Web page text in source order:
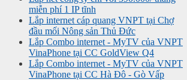
miễn phí 1 IP tĩnh
Lắp internet cáp quang VNPT tại Chợ
đầu mối Nông sản Thủ Đức
Lắp Combo internet - MyTV của VNPT
VinaPhone tại CC GoldView Q4
Lắp Combo internet - MyTV của VNPT
VinaPhone tại CC Hà Đô - Gò Vấp